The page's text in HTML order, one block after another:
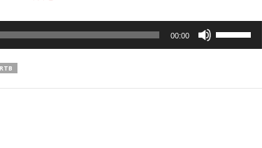
00:00
Utilisez
les
RTB